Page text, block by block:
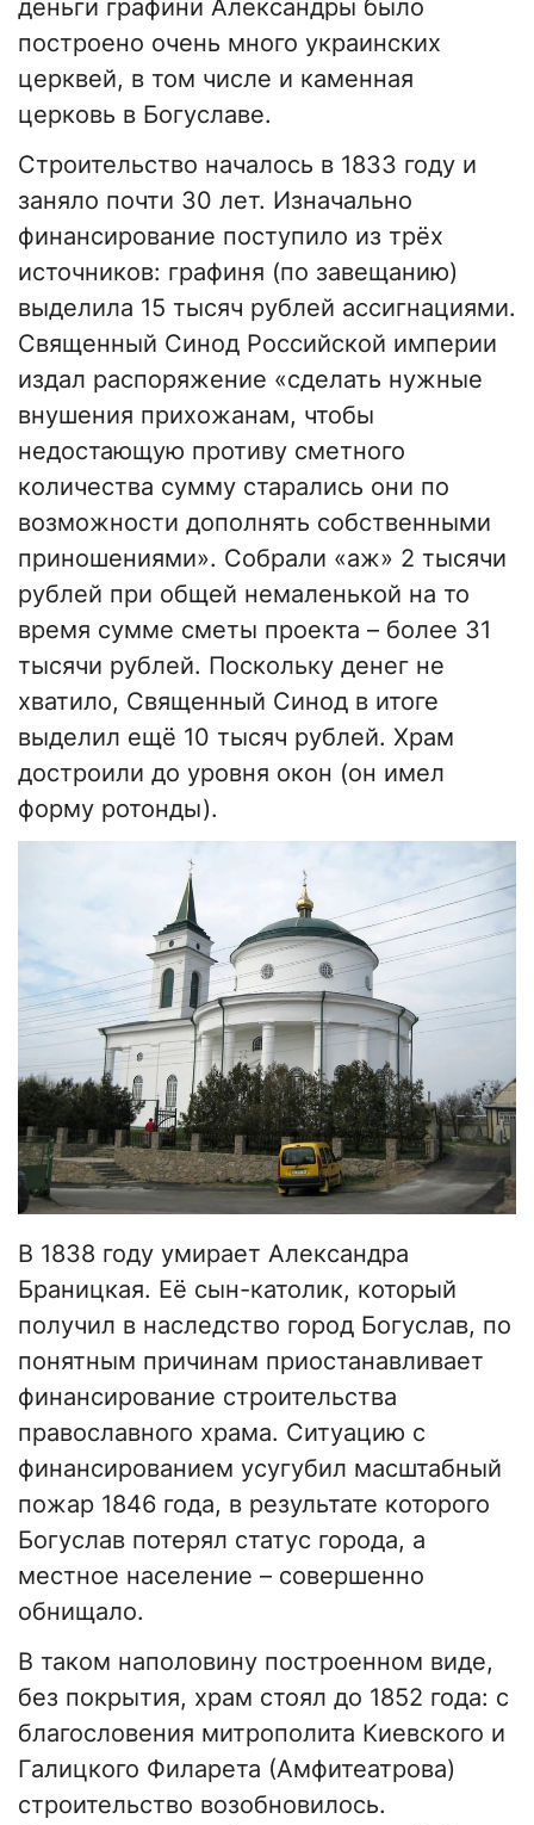
деньги графини Александры было
построено очень много украинских
церквей, в том числе и каменная
церковь в Богуславе.
Строительство началось в 1833 году и
заняло почти 30 лет. Изначально
финансирование поступило из трёх
источников: графиня (по завещанию)
выделила 15 тысяч рублей ассигнациями.
Священный Синод Российской империи
издал распоряжение «сделать нужные
внушения прихожанам, чтобы
недостающую противу сметного
количества сумму старались они по
возможности дополнять собственными
приношениями». Собрали «аж» 2 тысячи
рублей при общей немаленькой на то
время сумме сметы проекта – более 31
тысячи рублей. Поскольку денег не
хватило, Священный Синод в итоге
выделил ещё 10 тысяч рублей. Храм
достроили до уровня окон (он имел
форму ротонды).
В 1838 году умирает Александра
Браницкая. Её сын-католик, который
получил в наследство город Богуслав, по
понятным причинам приостанавливает
финансирование строительства
православного храма. Ситуацию с
финансированием усугубил масштабный
пожар 1846 года, в результате которого
Богуслав потерял статус города, а
местное население – совершенно
обнищало.
В таком наполовину построенном виде,
без покрытия, храм стоял до 1852 года: с
благословения митрополита Киевского и
Галицкого Филарета (Амфитеатрова)
строительство возобновилось.